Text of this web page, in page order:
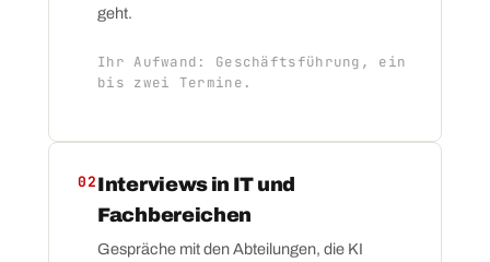
geht.
Ihr Aufwand: Geschäftsführung, ein
bis zwei Termine.
02Interviews in IT und
Fachbereichen
Gespräche mit den Abteilungen, die KI